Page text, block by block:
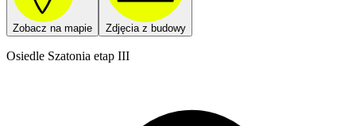
Zobacz na mapie Zdjęcia z budowy
Osiedle Szatonia etap III